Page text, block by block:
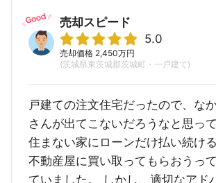
売却スピード
5.0
売却価格 2,450万円
(茨城県東茨城郡茨城町・一戸建て)
戸建ての注文住宅だったので、な
さんが出てこないだろうなと思って
住まない家にローンだけ払い続ける
不動産屋に買い取ってもらおうっ
ていました。 しかし、適切なアド